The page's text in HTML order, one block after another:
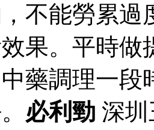
不能勞累過
果。平時
藥調理一段
必利勁 深